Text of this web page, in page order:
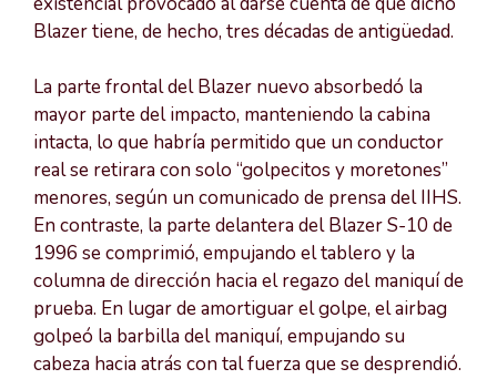
Blazer tiene, de hecho, tres décadas de antigüedad.
La parte frontal del Blazer nuevo absorbedó la
mayor parte del impacto, manteniendo la cabina
intacta, lo que habría permitido que un conductor
real se retirara con solo “golpecitos y moretones”
menores, según un comunicado de prensa del IIHS.
En contraste, la parte delantera del Blazer S-10 de
1996 se comprimió, empujando el tablero y la
columna de dirección hacia el regazo del maniquí de
prueba. En lugar de amortiguar el golpe, el airbag
golpeó la barbilla del maniquí, empujando su
cabeza hacia atrás con tal fuerza que se desprendió.